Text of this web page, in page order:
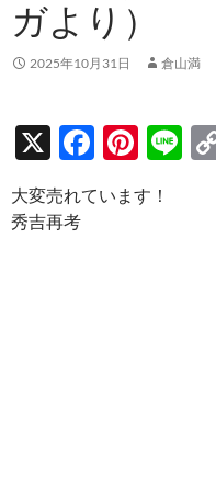
ガより）
2025年10月31日 倉山満
X
F
ac
e
Pi
nt
er
Li
大変売れています！
秀吉再考